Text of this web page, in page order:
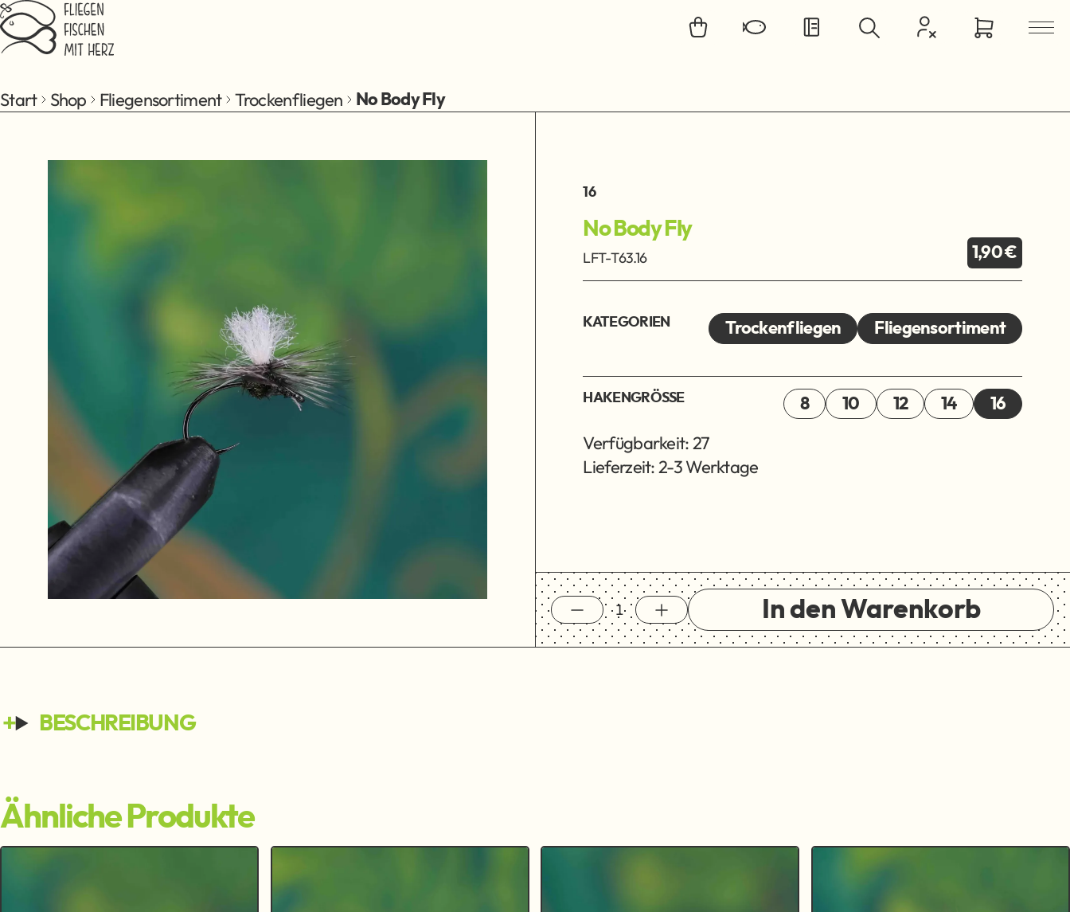
Zum Hauptinhalt springen
Start Shop Fliegensortiment Trockenfliegen No Body Fly
16
No Body Fly
LFT-T63.16 1,90 €
KATEGORIEN Trockenfliegen Fliegensortiment
HAKENGRÖSSE 8 10 12 14 16
Verfügbarkeit: 27
Lieferzeit: 2-3 Werktage
In den Warenkorb
BESCHREIBUNG
Ähnliche Produkte